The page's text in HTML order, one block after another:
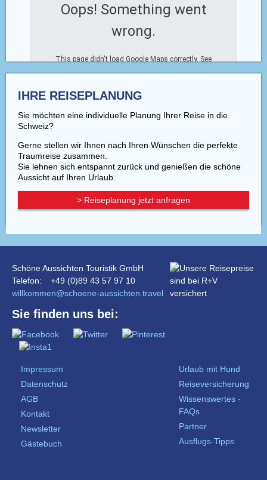
Oops! Something went
wrong.
This page didn't load Google Maps correctly. See
« zurück zur Übersicht
IHRE REISEPLANUNG
Sie möchten eine individuelle Planung Ihrer Reise in die
Schweiz?
Gerne stellen wir Ihnen nach Ihren Wünschen die perfekte
Traumreise zusammen.
Sie lehnen sich entspannt zurück und genießen die schöne
Aussicht auf Ihren Urlaub.
> Reiseplanung jetzt anfragen
Schöne Aussichten Touristik GmbH
Telefon:
+49 (0)89 43 57 97 10
willkommen@schoene-aussichten.travel
Sie finden uns bei:
Impressum
Datenschutz
AGB
Kontakt
Newsletter
Gästebuch
Urlaub mit Hund
Reiseversicherung
Wissenswertes -
FAQs
Partner
Ausflugs-Tipps